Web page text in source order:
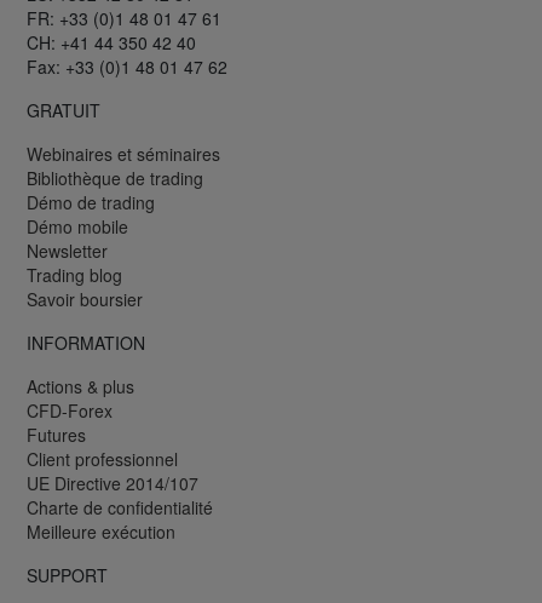
FR: +33 (0)1 48 01 47 61
CH: +41 44 350 42 40
Fax: +33 (0)1 48 01 47 62
GRATUIT
Webinaires et séminaires
Bibliothèque de trading
Démo de trading
Démo mobile
Newsletter
Trading blog
Savoir boursier
INFORMATION
Actions & plus
CFD-Forex
Futures
Client professionnel
UE Directive 2014/107
Charte de confidentialité
Meilleure exécution
SUPPORT